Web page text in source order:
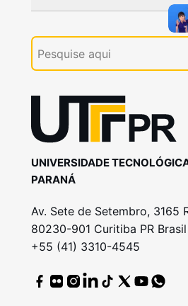
UNIVERSIDADE
PARANÁ
Av. Sete de Setembro, 3165
80230-901 Curitiba PR
+55 (41) 3310-4545